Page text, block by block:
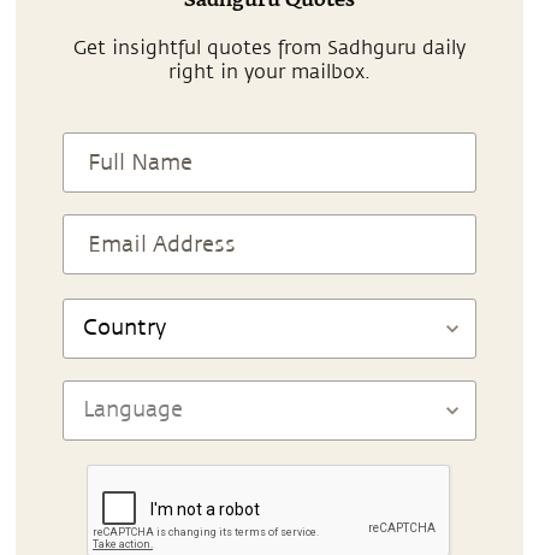
Get insightful quotes from Sadhguru daily
right in your mailbox.